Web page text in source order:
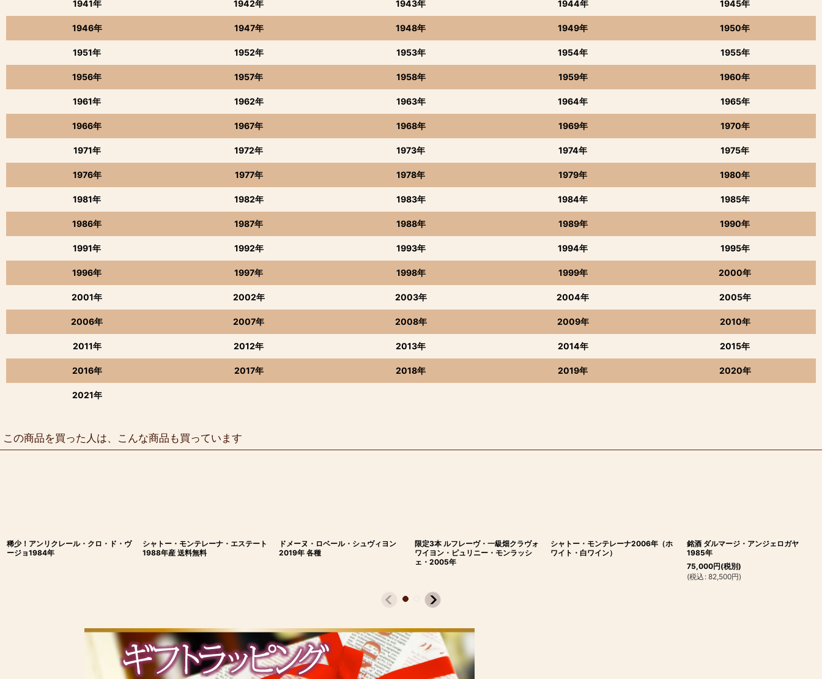
1941年 1942年 1943年 1944年 1945年
1946年 1947年 1948年 1949年 1950年
1951年 1952年 1953年 1954年 1955年
1956年 1957年 1958年 1959年 1960年
1961年 1962年 1963年 1964年 1965年
1966年 1967年 1968年 1969年 1970年
1971年 1972年 1973年 1974年 1975年
1976年 1977年 1978年 1979年 1980年
1981年 1982年 1983年 1984年 1985年
1986年 1987年 1988年 1989年 1990年
1991年 1992年 1993年 1994年 1995年
1996年 1997年 1998年 1999年 2000年
2001年 2002年 2003年 2004年 2005年
2006年 2007年 2008年 2009年 2010年
2011年 2012年 2013年 2014年 2015年
2016年 2017年 2018年 2019年 2020年
2021年
この商品を買った人は、こんな商品も買っています
稀少！アンリクレール・クロ・ド・ヴ
ージョ1984年
シャトー・モンテレーナ・エステート
1988年産 送料無料
ドメーヌ・ロベール・シュヴィヨン
2019年 各種
限定3本 ルフレーヴ・一級畑クラヴォ
ワイヨン・ピュリニー・モンラッシ
ェ・2005年
シャトー・モンテレーナ2006年（ホ
ワイト・白ワイン）
銘酒 ダルマージ・アンジェロガヤ
1985年
75,000円(税別)
(税込 : 82,500円)